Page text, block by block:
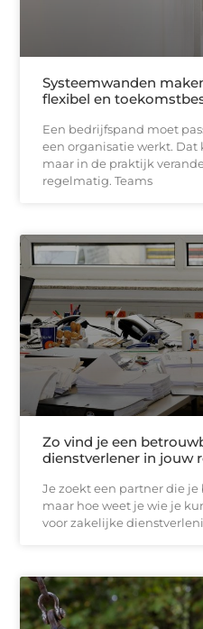
Systeemwanden
flexibel en
Een bedrijfspand moet
een organisatie werkt.
maar in de praktijk
regelmatig. Teams
Zo vind je een
dienstverlener in jouw
Je zoekt een partner die
maar hoe weet je wie je
voor zakelijke